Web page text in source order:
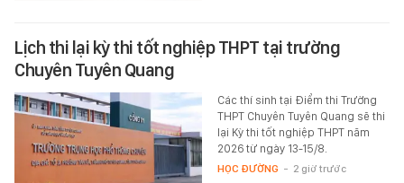
Lịch thi lại kỳ thi tốt nghiệp THPT tại trường
Chuyên Tuyên Quang
Các thí sinh tại Điểm thi Trường
THPT Chuyên Tuyên Quang sẽ thi
lại Kỳ thi tốt nghiệp THPT năm
2026 từ ngày 13-15/8.
HỌC ĐƯỜNG - 2 giờ trước